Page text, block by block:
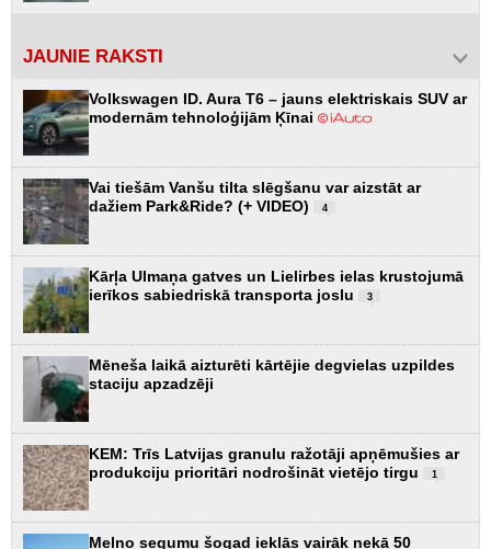
JAUNIE RAKSTI
Volkswagen ID. Aura T6 – jauns elektriskais SUV ar
modernām tehnoloģijām Ķīnai
Vai tiešām Vanšu tilta slēgšanu var aizstāt ar
dažiem Park&Ride? (+ VIDEO)
4
Kārļa Ulmaņa gatves un Lielirbes ielas krustojumā
ierīkos sabiedriskā transporta joslu
3
Mēneša laikā aizturēti kārtējie degvielas uzpildes
staciju apzadzēji
KEM: Trīs Latvijas granulu ražotāji apņēmušies ar
produkciju prioritāri nodrošināt vietējo tirgu
1
Melno segumu šogad ieklās vairāk nekā 50